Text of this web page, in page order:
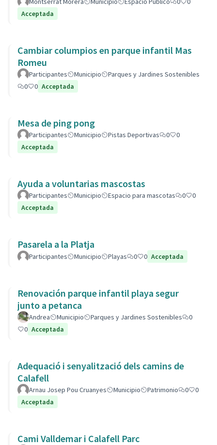
Acceptada
Cambiar columpios en parque infantil Mas
Romeu
Participantes Municipio
Parques y Jardines Sostenibles
0
0 Acceptada
Mesa de ping pong
Participantes Municipio Pistas Deportivas 0
0
Acceptada
Ayuda a voluntarias mascostas
Participantes Municipio Espacio para mascotas 0
0
Acceptada
Pasarela a la Platja
Participantes Municipio Playas 0 0 Acceptada
Renovación parque infantil playa segur
junto a petanca
Andrea Municipio Parques y Jardines Sostenibles
0
0 Acceptada
Adequació i senyalització dels camins de
Calafell
Arnau Josep Pou Cruanyes Municipio Patrimonio 0
0
Acceptada
Cami Valldemar i Calafell Parc